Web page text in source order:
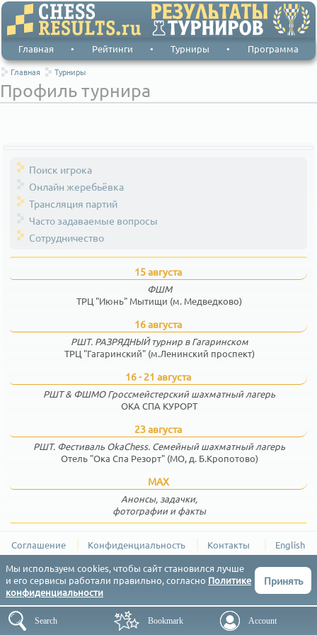
Главная • Рейтинги • Турниры • Программа
Главная Турниры
Профиль турнира
Поиск игрока
Онлайн жеребьёвка
Трансляция партий
Часто задаваемые вопросы
Сотрудничество
15 августа
ФШМ
ТРЦ "Июнь" Мытищи (м. Медведково)
16 августа
РШТ. РАЗРЯДНЫЙ турнир в Гагаринском
ТРЦ "Гагаринский" (м.Ленинский проспект)
16 - 21 августа
РШТ & ФШМО Гроссмейстерский шахматный лагерь
ОКА СПА КУРОРТ
23 августа
РШТ. Фестиваль OkaChess. Семейный шахматный лагерь
Отель "Ока Спа Резорт" (МО, д. Б.Кропотово)
MAX
Анонсы, задачки,
фотографии и факты
Соглашение Конфиденциальность Контакты English
РШТ (Результаты Шахматных Турниров) © 2015-2026
Search Bookmark Account
Мы используем cookies, чтобы сайт становился лучше
и его сервисы работали правильно, согласно Политике
конфиденциальности
Принять